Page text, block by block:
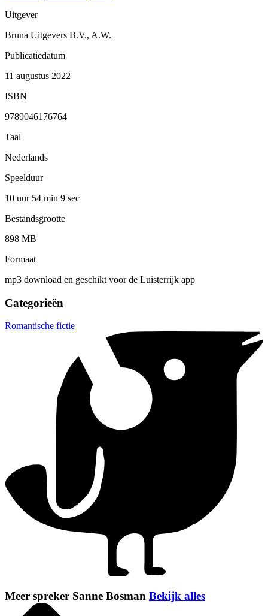
Uitgever
Bruna Uitgevers B.V., A.W.
Publicatiedatum
11 augustus 2022
ISBN
9789046176764
Taal
Nederlands
Speelduur
10 uur 54 min 9 sec
Bestandsgrootte
898 MB
Formaat
mp3 download en geschikt voor de Luisterrijk app
Categorieën
Romantische fictie
Meer spreker Sanne Bosman Bekijk alles